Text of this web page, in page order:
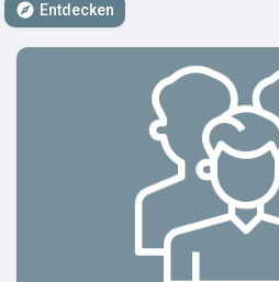
Meine Gruppen
Entdecken Seiten
Seiten denen du folgst
Entdecken